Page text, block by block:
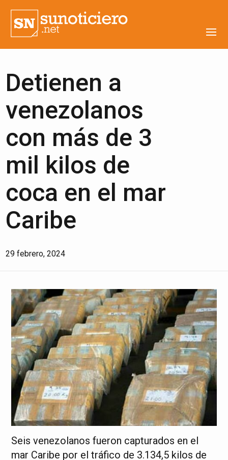
Detienen a
venezolanos
con más de 3
mil kilos de
coca en el mar
Caribe
29 febrero, 2024
Seis venezolanos fueron capturados en el
mar Caribe por el tráfico de 3.134,5 kilos de